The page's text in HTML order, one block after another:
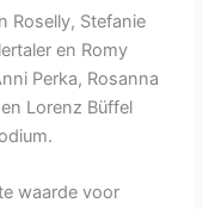
Roselly, Stefanie
en Romy
Perka, Rosanna
Lorenz Büffel
waarde voor